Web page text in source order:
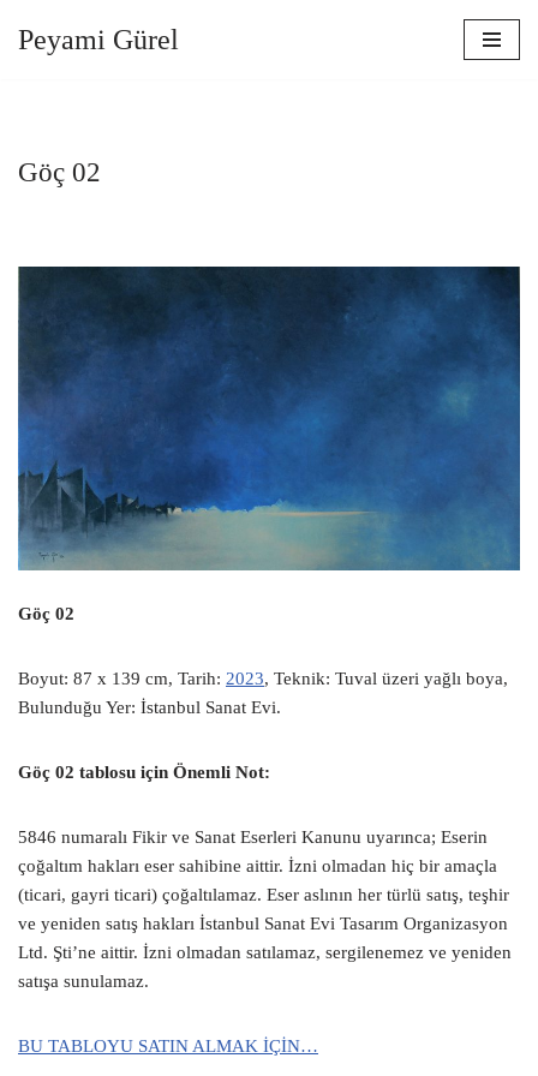
Peyami Gürel
Göç 02
Göç 02
Boyut: 87 x 139 cm, Tarih: 2023, Teknik: Tuval üzeri yağlı boya,
Bulunduğu Yer: İstanbul Sanat Evi.
Göç 02 tablosu için Önemli Not:
5846 numaralı Fikir ve Sanat Eserleri Kanunu uyarınca; Eserin
çoğaltım hakları eser sahibine aittir. İzni olmadan hiç bir amaçla
(ticari, gayri ticari) çoğaltılamaz. Eser aslının her türlü satış, teşhir
ve yeniden satış hakları İstanbul Sanat Evi Tasarım Organizasyon
Ltd. Şti’ne aittir. İzni olmadan satılamaz, sergilenemez ve yeniden
satışa sunulamaz.
BU TABLOYU SATIN ALMAK İÇİN…